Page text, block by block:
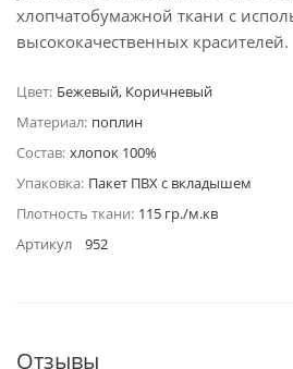
хлопчатобумажной ткани с
высококачественных красителей.
Цвет: Бежевый, Коричневый
Материал: поплин
Состав: хлопок 100%
Упаковка: Пакет ПВХ с вкладышем
Плотность ткани: 115 гр./м.кв
Артикул
952
Отзывы